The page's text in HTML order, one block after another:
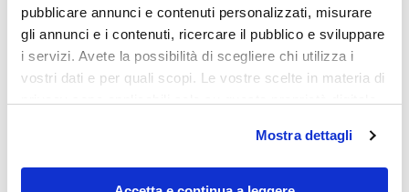
pubblicare annunci e contenuti personalizzati, misurare
gli annunci e i contenuti, ricercare il pubblico e sviluppare
i servizi. Avete la possibilità di scegliere chi utilizza i
vostri dati e per quali scopi. Le vostre scelte in materia di
modificare o revocare il proprio consenso in qualsiasi
momento dalla Dichiarazione sui cookie o facendo clic
sull'icona di attivazione della privacy.
Mostra dettagli